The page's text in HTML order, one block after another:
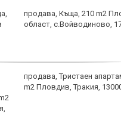
продава, Къща, 210 m2
област, с.Войводиново,
продава, Тристаен
m2 Пловдив, Тракия,